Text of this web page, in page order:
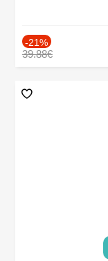
-21%
39.88€